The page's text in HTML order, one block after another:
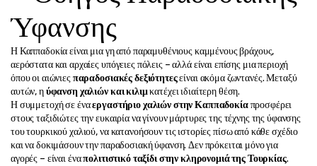
Ύφανσης
Η Καππαδοκία είναι μια γη από παραμυθένιους καμμένους βράχους,
αερόστατα και αρχαίες υπόγειες πόλεις – αλλά είναι επίσης μια περιοχή
όπου οι αιώνιες παραδοσιακές δεξιότητες είναι ακόμα ζωντανές. Μεταξύ
αυτών, η ύφανση χαλιών και κιλιμ κατέχει ιδιαίτερη θέση.
Η συμμετοχή σε ένα εργαστήριο χαλιών στην Καππαδοκία προσφέρει
στους ταξιδιώτες την ευκαιρία να γίνουν μάρτυρες της τέχνης της ύφανσης
του τουρκικού χαλιού, να κατανοήσουν τις ιστορίες πίσω από κάθε σχέδιο
και να δοκιμάσουν την παραδοσιακή ύφανση. Δεν πρόκειται μόνο για
αγορές – είναι ένα πολιτιστικό ταξίδι στην κληρονομιά της Τουρκίας.